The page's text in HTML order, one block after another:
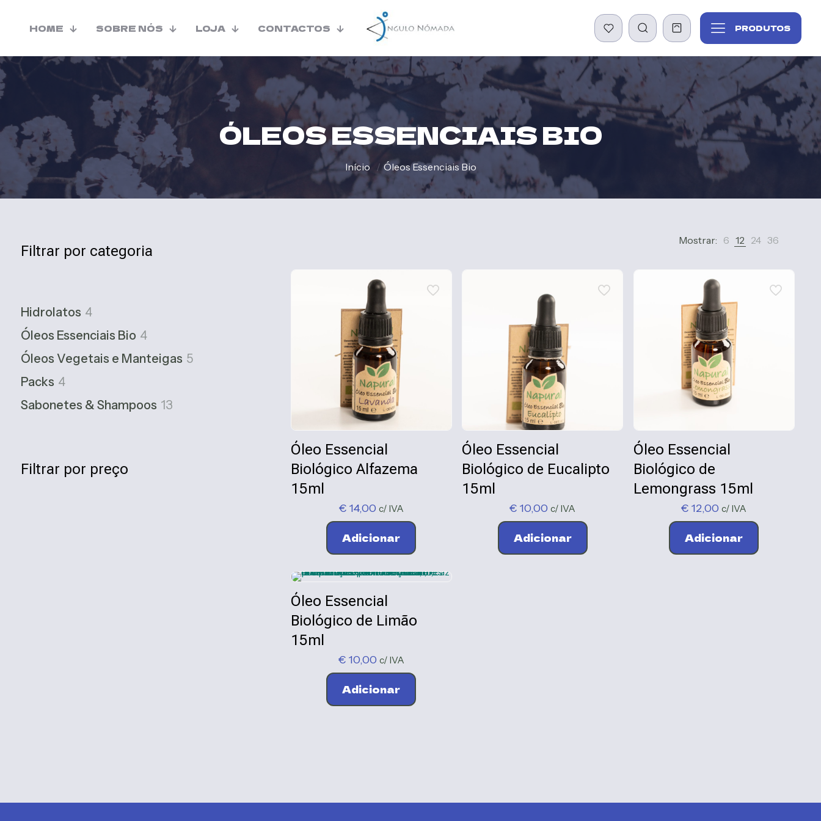
HOME SOBRE NÓS LOJA CONTACTOS PRODUTOS
ÓLEOS ESSENCIAIS BIO
Início / Óleos Essenciais Bio
Filtrar por categoria
Hidrolatos 44
produtos
Óleos Essenciais Bio 44
produtos
Óleos Vegetais e Manteigas 55
Packs 44
produtos
Sabonetes & Shampoos 13
Filtrar por preço
Mostrar: 6 12 24 36
Óleo Essencial
Biológico Alfazema
15ml
€ 14,00 c/ IVA
Adicionar
Óleo Essencial
Biológico de Eucalipto
15ml
€ 10,00 c/ IVA
Adicionar
Óleo Essencial
Biológico de
Lemongrass 15ml
€ 12,00 c/ IVA
Adicionar
Óleo Essencial
Biológico de Limão
15ml
€ 10,00 c/ IVA
Adicionar